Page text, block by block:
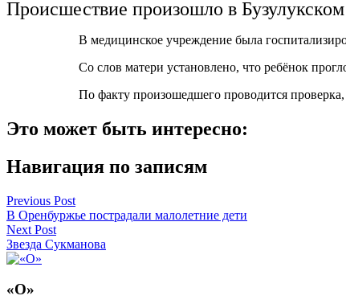
Происшествие произошло в
В медицинское учреждение была
Со слов матери установлено, что ребёнок
По факту произошедшего проводится проверка,
Это может быть интересно:
Навигация по записям
Previous Post
В Оренбуржье пострадали малолетние дети
Next Post
Звезда Сукманова
«О»